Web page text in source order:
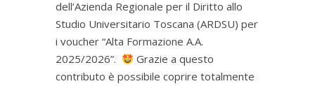
dell’Azienda Regionale per il Diritto allo
Studio Universitario Toscana (ARDSU) per
i voucher “Alta Formazione A.A.
2025/2026”.
Grazie a questo
contributo è possibile coprire totalmente